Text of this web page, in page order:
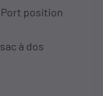
position
à dos